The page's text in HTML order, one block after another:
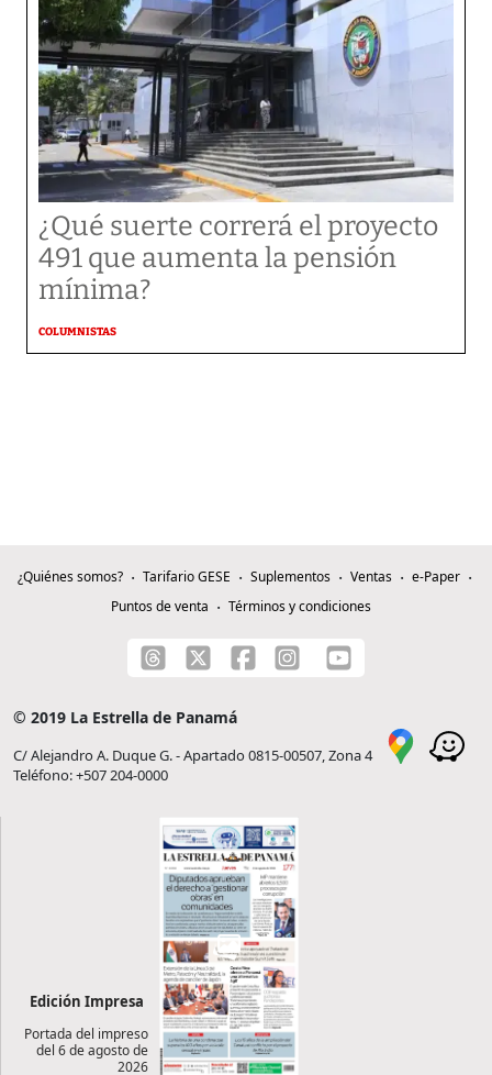
¿Qué suerte correrá el proyecto
491 que aumenta la pensión
mínima?
COLUMNISTAS
¿Quiénes somos? Tarifario GESE Suplementos Ventas
e-Paper
Puntos de venta
Términos y condiciones
© 2019 La Estrella de Panamá
C/ Alejandro A. Duque G. - Apartado 0815-00507, Zona 4
Teléfono: +507 204-0000
Edición Impresa
Portada del impreso
del 6 de agosto de
2026